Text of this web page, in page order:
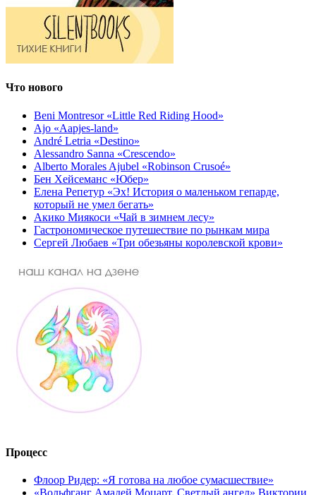
Что нового
Beni Montresor «Little Red Riding Hood»
Ajo «Aapjes-land»
André Letria «Destino»
Alessandro Sanna «Crescendo»
Alberto Morales Ajubel «Robinson Crusoé»
Бен Хейсеманс «Юбер»
Елена Репетур «Эх! История о маленьком гепарде,
который не умел бегать»
Акико Миякоси «Чай в зимнем лесу»
Гастрономическое путешествие по рынкам мира
Сергей Любаев «Три обезьяны королевской крови»
Процесс
Флоор Ридер: «Я готова на любое сумасшествие»